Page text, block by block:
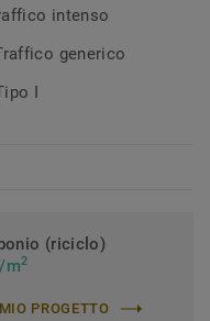
intenso
generico
I
(riciclo)
/m2
PROGETTO